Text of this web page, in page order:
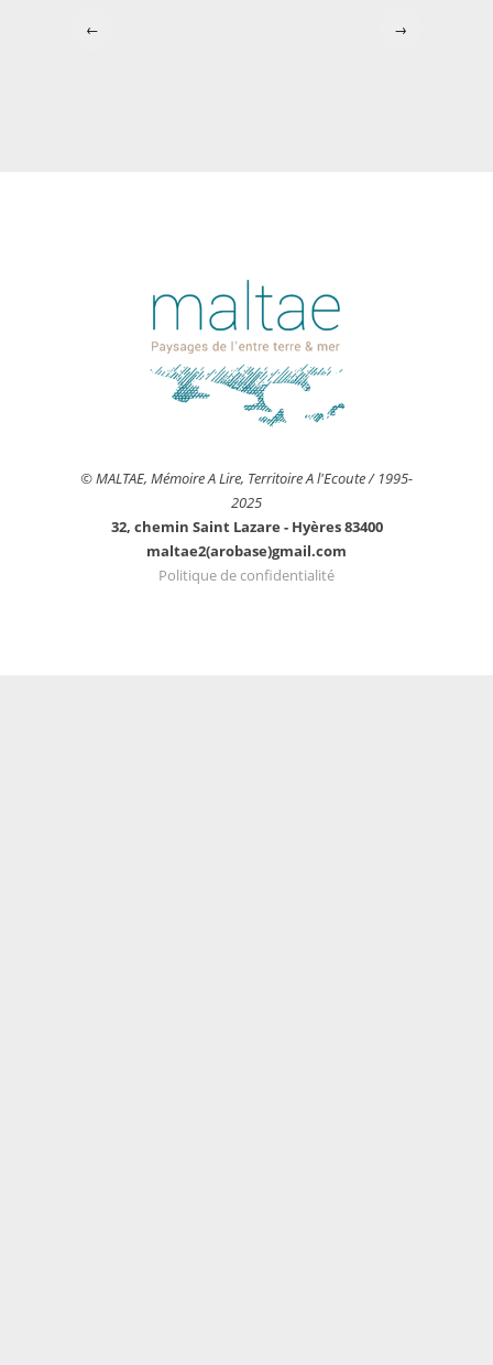
← →
© MALTAE, Mémoire A Lire, Territoire A l'Ecoute / 1995-
2025
32, chemin Saint Lazare - Hyères 83400
maltae2(arobase)gmail.com
Politique de confidentialité